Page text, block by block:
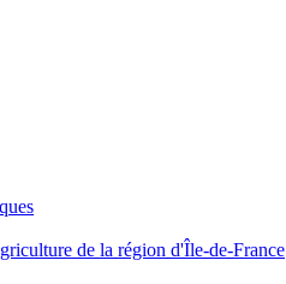
de la région d'Île-de-France